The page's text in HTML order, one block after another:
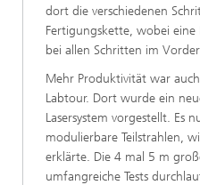
dort die verschiedenen
Fertigungskette, wobei
bei allen Schritten im
Mehr Produktivität war
Labtour. Dort wurde ein
Lasersystem vorgestellt. Es
modulierbare Teilstrahlen,
erklärte. Die 4 mal 5 m
umfangreiche Tests